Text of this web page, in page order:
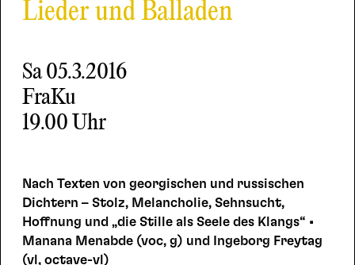
Lieder und Balladen
Sa05.3.2016
FraKu
19.00 Uhr
Nach Texten von georgischen und russischen
Dichtern – Stolz, Melancholie, Sehnsucht,
Hoffnung und „die Stille als Seele des Klangs“ •
Manana Menabde (voc, g) und Ingeborg Freytag
(vl, octave-vl)